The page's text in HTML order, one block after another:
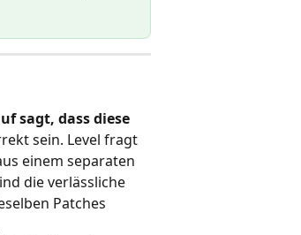
sagt, dass diese
sein. Level fragt
einem separaten
die verlässliche
Patches